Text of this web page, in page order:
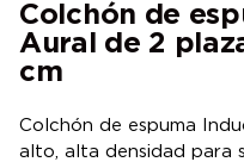
Colchón de
Aural de 2
cm
Colchón de espuma Inducol
alto, alta densidad para
4.
lavarropas
5.
colchones
7
moto